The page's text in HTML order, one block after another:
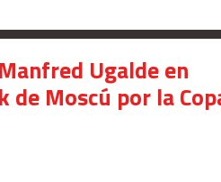
Ugalde en
de Moscú por la